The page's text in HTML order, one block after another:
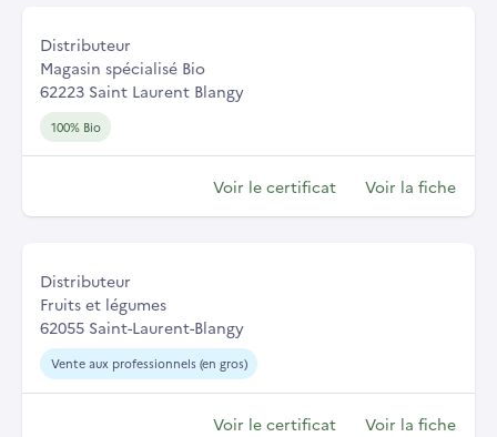
Distributeur
Magasin spécialisé Bio
62223 Saint Laurent Blangy
100% Bio
Voir le certificat Voir la fiche
Distributeur
Fruits et légumes
62055 Saint-Laurent-Blangy
Vente aux professionnels (en gros)
Voir le certificat Voir la fiche